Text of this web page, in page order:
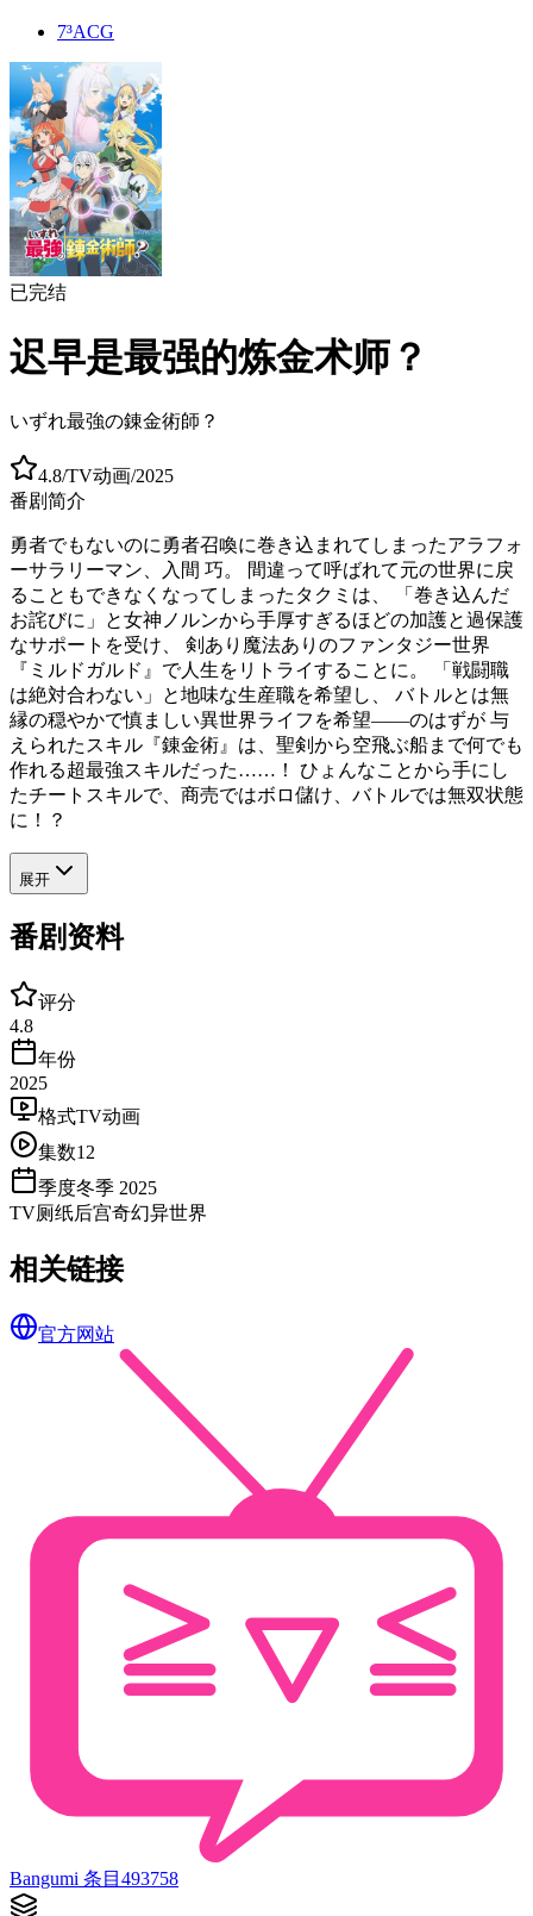
7³ACG
已完结
迟早是最强的炼金术师？
いずれ最強の錬金術師？
4.8/TV动画/2025
番剧简介
勇者でもないのに勇者召喚に巻き込まれてしまったアラフォ
ーサラリーマン、入間 巧。 間違って呼ばれて元の世界に戻
ることもできなくなってしまったタクミは、 「巻き込んだ
お詫びに」と女神ノルンから手厚すぎるほどの加護と過保護
なサポートを受け、 剣あり魔法ありのファンタジー世界
『ミルドガルド』で人生をリトライすることに。 「戦闘職
は絶対合わない」と地味な生産職を希望し、 バトルとは無
縁の穏やかで慎ましい異世界ライフを希望――のはずが 与
えられたスキル『錬金術』は、聖剣から空飛ぶ船まで何でも
作れる超最強スキルだった……！ ひょんなことから手にし
たチートスキルで、商売ではボロ儲け、バトルでは無双状態
に！？
展开
番剧资料
评分
4.8
年份
2025
格式TV动画
集数12
季度冬季 2025
TV厕纸后宫奇幻异世界
相关链接
官方网站
Bangumi 条目 493758